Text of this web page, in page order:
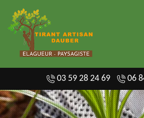
03 59 28 24 69 06